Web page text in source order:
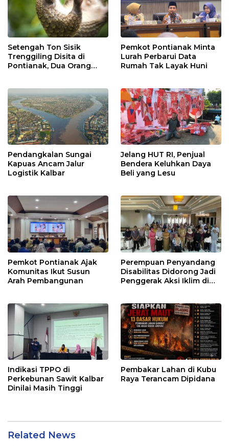
Setengah Ton Sisik
Trenggiling Disita di
Pontianak, Dua Orang
Pemkot Pontianak Minta
Lurah Perbarui Data
Rumah Tak Layak Huni
Pendangkalan Sungai
Kapuas Ancam Jalur
Logistik Kalbar
Jelang HUT RI, Penjual
Bendera Keluhkan Daya
Beli yang Lesu
Pemkot Pontianak Ajak
Komunitas Ikut Susun
Arah Pembangunan
Perempuan Penyandang
Disabilitas Didorong Jadi
Penggerak Aksi Iklim di
Indikasi TPPO di
Perkebunan Sawit Kalbar
Dinilai Masih Tinggi
Pembakar Lahan di Kubu
Raya Terancam Dipidana
Related News